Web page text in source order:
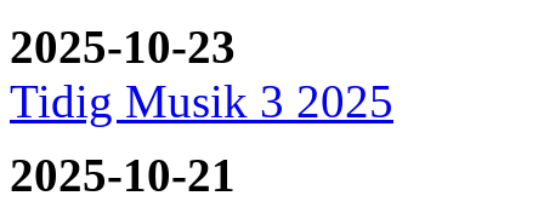
2025-10-23
Tidig Musik 3 2025
2025-10-21